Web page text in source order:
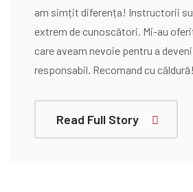
am simțit diferența! Instructorii
extrem de cunoscători. Mi-au
care aveam nevoie pentru a
responsabil. Recomand cu căldură!
Read Full Story